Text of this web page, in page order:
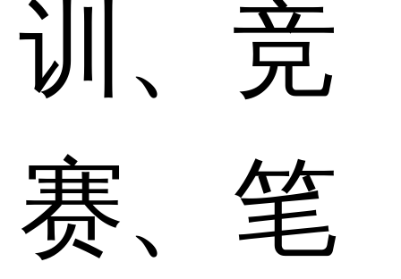
训、竞
赛、笔